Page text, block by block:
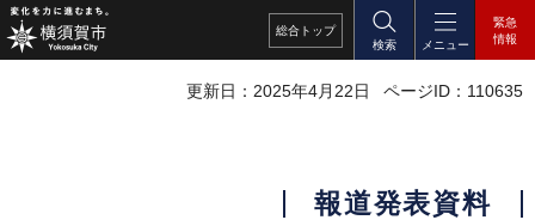
総合 トップ
検索
メニュー
緊急
情報
更新日：2025年4月22日 ページID：110635
報道発表資料